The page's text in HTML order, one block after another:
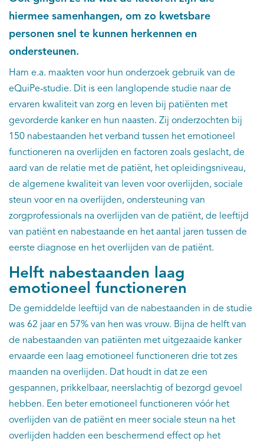
hiermee samenhangen, om zo kwetsbare
personen snel te kunnen herkennen en
ondersteunen.
Ham e.a. maakten voor hun onderzoek gebruik van de
eQuiPe-studie. Dit is een langlopende studie naar de
ervaren kwaliteit van zorg en leven bij patiënten met
gevorderde kanker en hun naasten. Zij onderzochten bij
150 nabestaanden het verband tussen het emotioneel
functioneren na overlijden en factoren zoals geslacht, de
aard van de relatie met de patiënt, het opleidingsniveau,
de algemene kwaliteit van leven voor overlijden, sociale
steun voor en na overlijden, ondersteuning van
zorgprofessionals na overlijden van de patiënt, de leeftijd
van patiënt en nabestaande en het aantal jaren tussen de
eerste diagnose en het overlijden van de patiënt.
Helft nabestaanden laag
emotioneel functioneren
De gemiddelde leeftijd van de nabestaanden in de studie
was 62 jaar en 57% van hen was vrouw. Bijna de helft van
de nabestaanden van patiënten met uitgezaaide kanker
ervaarde een laag emotioneel functioneren drie tot zes
maanden na overlijden. Dat houdt in dat ze een
gespannen, prikkelbaar, neerslachtig of bezorgd gevoel
hebben. Een beter emotioneel functioneren vóór het
overlijden van de patiënt en meer sociale steun na het
overlijden hadden een beschermend effect op het